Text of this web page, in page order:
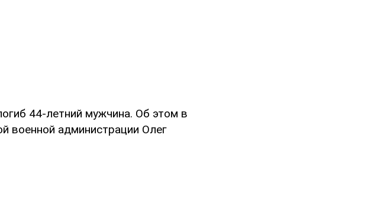
44-летний мужчина. Об этом в
военной администрации Олег